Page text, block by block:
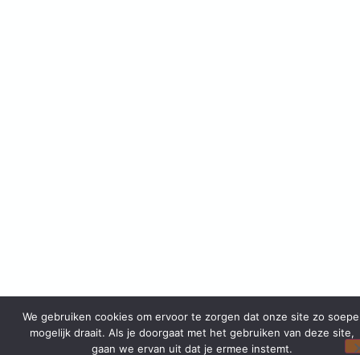
We gebruiken cookies om ervoor te zorgen dat onze site zo
mogelijk draait. Als je doorgaat met het gebruiken van deze site,
gaan we ervan uit dat je ermee instemt.